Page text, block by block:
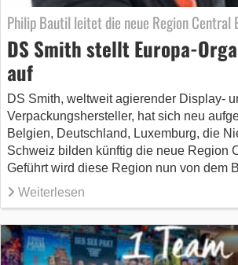
Philip Bautil leitet die neue Region Central
DS Smith stellt Europa-
auf
DS Smith, weltweit agierender Display-
Verpackungshersteller, hat sich neu
Belgien, Deutschland, Luxemburg, die
Schweiz bilden künftig die neue Region
Geführt wird diese Region nun von dem
Weiterlesen